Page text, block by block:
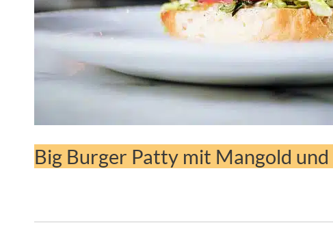
Big Burger Patty mit Mangold